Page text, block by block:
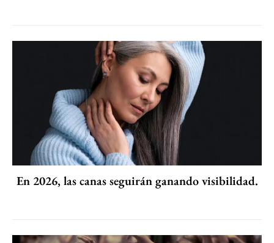
En 2026, las canas seguirán ganando visibilidad.